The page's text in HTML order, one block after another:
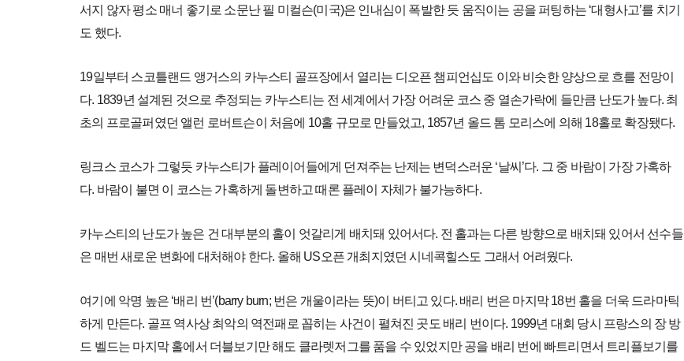
서지 않자 평소 매너 좋기로 소문난 필 미컬슨(미국)은 인내심이 폭발한 듯 움직이는 공을 퍼팅하는 ‘대형사고’를 치기
도 했다.
19일부터 스코틀랜드 앵거스의 카누스티 골프장에서 열리는 디오픈 챔피언십도 이와 비슷한 양상으로 흐를 전망이
다. 1839년 설계된 것으로 추정되는 카누스티는 전 세계에서 가장 어려운 코스 중 열손가락에 들만큼 난도가 높다. 최
초의 프로골퍼였던 앨런 로버트슨이 처음에 10홀 규모로 만들었고, 1857년 올드 톰 모리스에 의해 18홀로 확장됐다.
링크스 코스가 그렇듯 카누스티가 플레이어들에게 던져주는 난제는 변덕스러운 ‘날씨’다. 그 중 바람이 가장 가혹하
다. 바람이 불면 이 코스는 가혹하게 돌변하고 때론 플레이 자체가 불가능하다.
카누스티의 난도가 높은 건 대부분의 홀이 엇갈리게 배치돼 있어서다. 전 홀과는 다른 방향으로 배치돼 있어서 선수들
은 매번 새로운 변화에 대처해야 한다. 올해 US오픈 개최지였던 시네콕힐스도 그래서 어려웠다.
여기에 악명 높은 ‘배리 번’(barry burn; 번은 개울이라는 뜻)이 버티고 있다. 배리 번은 마지막 18번 홀을 더욱 드라마틱
하게 만든다. 골프 역사상 최악의 역전패로 꼽히는 사건이 펼쳐진 곳도 배리 번이다. 1999년 대회 당시 프랑스의 장 방
드 벨드는 마지막 홀에서 더블보기만 해도 클라렛저그를 품을 수 있었지만 공을 배리 번에 빠트리면서 트리플보기를